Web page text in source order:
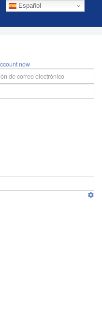
Español
now